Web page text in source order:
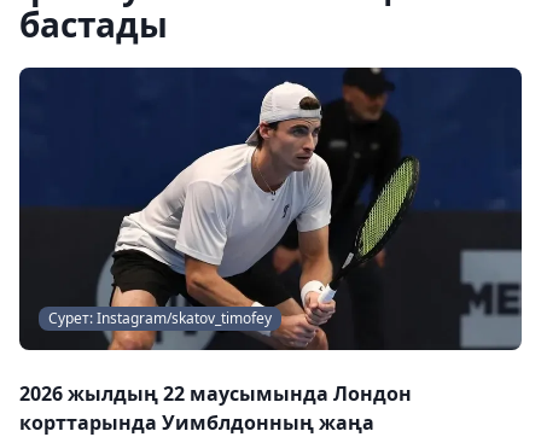
бастады
Сурет: Instagram/skatov_timofey
2026 жылдың 22 маусымында Лондон
корттарында Уимблдонның жаңа